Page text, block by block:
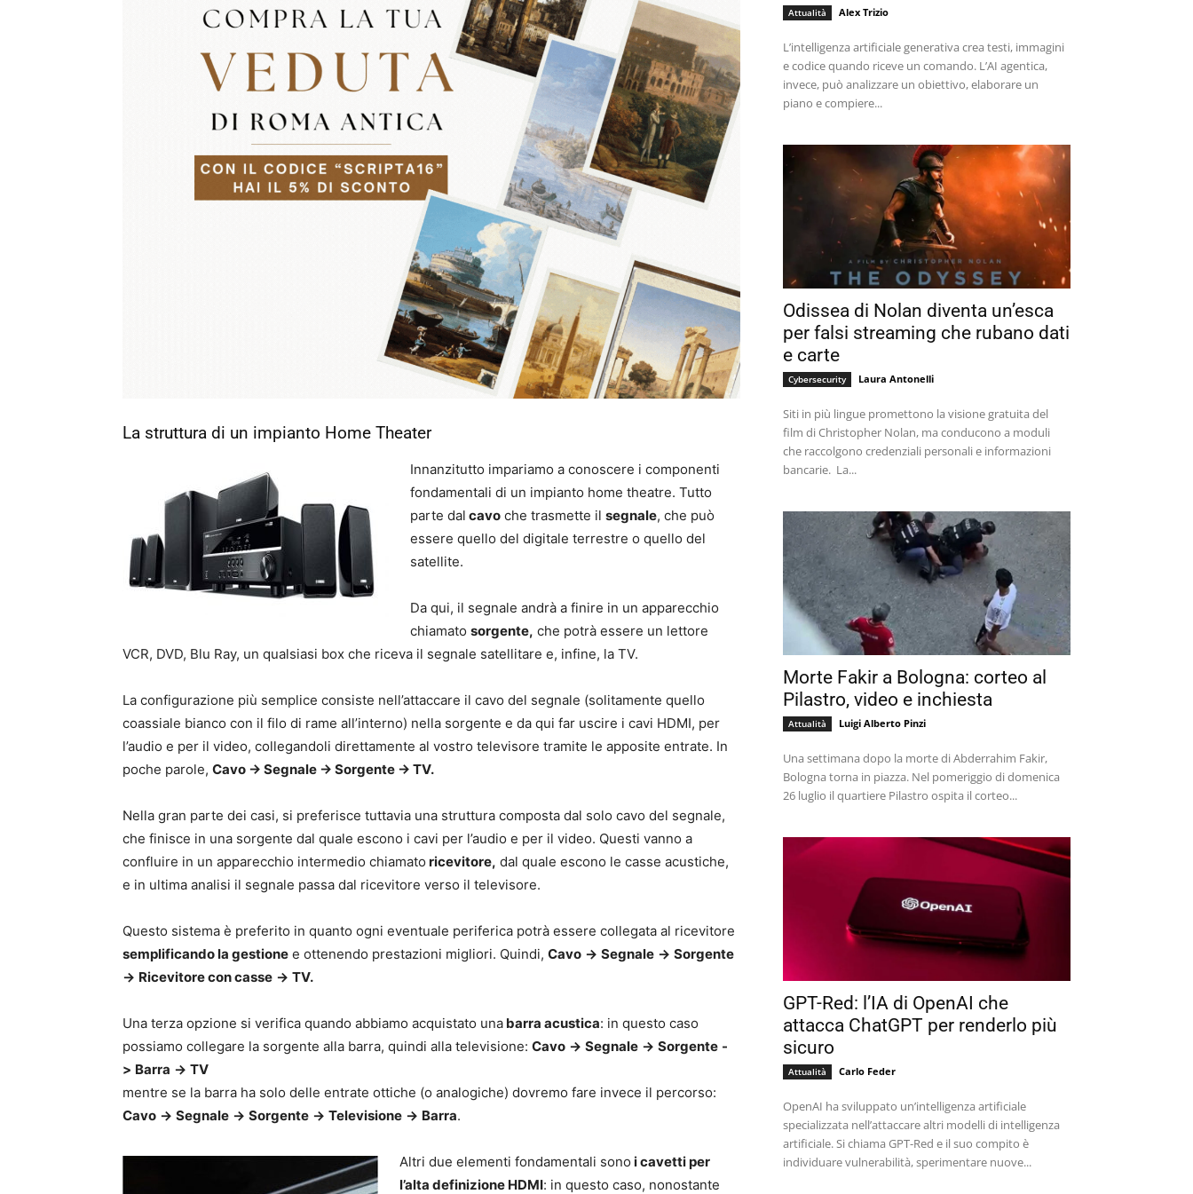
La struttura di un impianto Home Theater
Innanzitutto impariamo a conoscere i componenti
fondamentali di un impianto home theatre. Tutto
parte dal cavo che trasmette il segnale, che può
essere quello del digitale terrestre o quello del
satellite.
Da qui, il segnale andrà a finire in un apparecchio
chiamato sorgente, che potrà essere un lettore
VCR, DVD, Blu Ray, un qualsiasi box che riceva il segnale satellitare e, infine, la TV.
La configurazione più semplice consiste nell’attaccare il cavo del segnale (solitamente quello
coassiale bianco con il filo di rame all’interno) nella sorgente e da qui far uscire i cavi HDMI, per
l’audio e per il video, collegandoli direttamente al vostro televisore tramite le apposite entrate. In
poche parole, Cavo -> Segnale -> Sorgente -> TV.
Nella gran parte dei casi, si preferisce tuttavia una struttura composta dal solo cavo del segnale,
che finisce in una sorgente dal quale escono i cavi per l’audio e per il video. Questi vanno a
confluire in un apparecchio intermedio chiamato ricevitore, dal quale escono le casse acustiche,
e in ultima analisi il segnale passa dal ricevitore verso il televisore.
Questo sistema è preferito in quanto ogni eventuale periferica potrà essere collegata al ricevitore
semplificando la gestione e ottenendo prestazioni migliori. Quindi, Cavo -> Segnale -> Sorgente
-> Ricevitore con casse -> TV.
Una terza opzione si verifica quando abbiamo acquistato una barra acustica: in questo caso
possiamo collegare la sorgente alla barra, quindi alla televisione: Cavo -> Segnale -> Sorgente -
> Barra -> TV
mentre se la barra ha solo delle entrate ottiche (o analogiche) dovremo fare invece il percorso:
Cavo -> Segnale -> Sorgente -> Televisione -> Barra.
Altri due elementi fondamentali sono i cavetti per
l’alta definizione HDMI: in questo caso, nonostante
Attualità Alex Trizio
L’intelligenza artificiale generativa crea testi, immagini
e codice quando riceve un comando. L’AI agentica,
invece, può analizzare un obiettivo, elaborare un
piano e compiere...
Odissea di Nolan diventa un’esca
per falsi streaming che rubano dati
e carte
Cybersecurity Laura Antonelli
Siti in più lingue promettono la visione gratuita del
film di Christopher Nolan, ma conducono a moduli
che raccolgono credenziali personali e informazioni
bancarie. La...
Morte Fakir a Bologna: corteo al
Pilastro, video e inchiesta
Attualità Luigi Alberto Pinzi
Una settimana dopo la morte di Abderrahim Fakir,
Bologna torna in piazza. Nel pomeriggio di domenica
26 luglio il quartiere Pilastro ospita il corteo...
GPT-Red: l’IA di OpenAI che
attacca ChatGPT per renderlo più
sicuro
Attualità Carlo Feder
OpenAI ha sviluppato un’intelligenza artificiale
specializzata nell’attaccare altri modelli di intelligenza
artificiale. Si chiama GPT-Red e il suo compito è
individuare vulnerabilità, sperimentare nuove...